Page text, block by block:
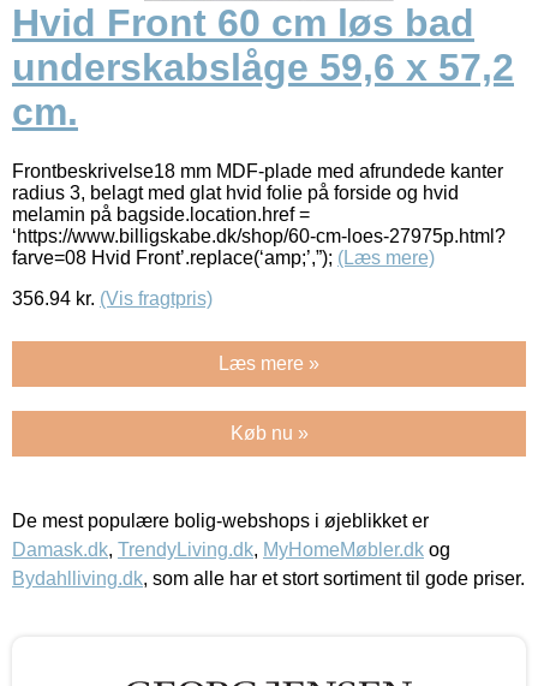
Hvid Front 60 cm løs bad
underskabslåge 59,6 x 57,2
cm.
Frontbeskrivelse18 mm MDF-plade med afrundede kanter
radius 3, belagt med glat hvid folie på forside og hvid
melamin på bagside.location.href =
‘https://www.billigskabe.dk/shop/60-cm-loes-27975p.html?
farve=08 Hvid Front’.replace(‘amp;’,”); (Læs mere)
356.94 kr. (Vis fragtpris)
Læs mere »
Køb nu »
De mest populære bolig-webshops i øjeblikket er
Damask.dk, TrendyLiving.dk, MyHomeMøbler.dk og
Bydahlliving.dk, som alle har et stort sortiment til gode priser.